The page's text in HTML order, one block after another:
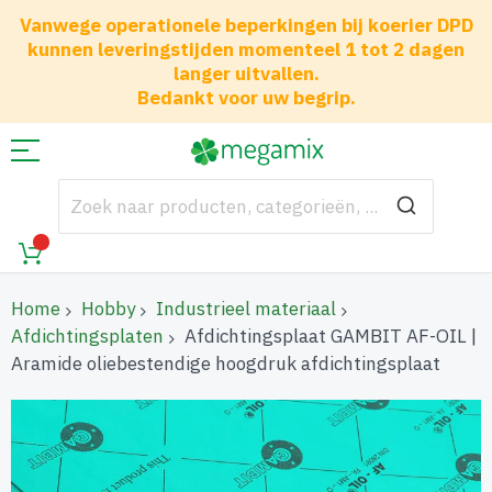
Vanwege operationele beperkingen bij koerier DPD
kunnen leveringstijden momenteel 1 tot 2 dagen
langer uitvallen.
Bedankt voor uw begrip.
Home Hobby
Industrieel materiaal
Afdichtingsplaten
Afdichtingsplaat GAMBIT AF-OIL |
Aramide oliebestendige hoogdruk afdichtingsplaat
het
einde
van